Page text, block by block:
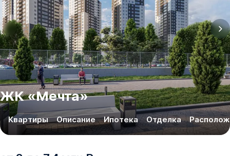
ЖК«Мечта»
Квартиры Описание Ипотека Отделка